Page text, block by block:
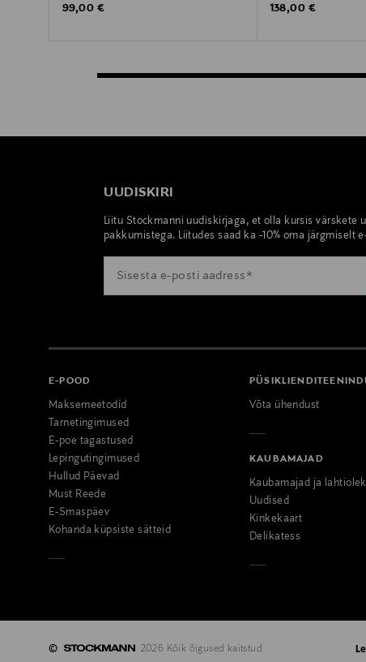
Original Price
99,00 €
Original Price
138,00 €
UUDISKIRI
Liitu Stockmanni uudiskirjaga, et olla kursis värskete
pakkumistega. Liitudes saad ka -10% oma järgmiselt
E-POOD
Maksemeetodid
Tarnetingimused
E-poe tagastused
Lepingutingimused
Hullud Päevad
Must Reede
E-Smaspäev
Kohanda küpsiste sätteid
Võta ühendust
KAUBAMAJAD
Kaubamajad ja
Uudised
Kinkekaart
Delikatess
© 2026 Kõik õigused kaitstud